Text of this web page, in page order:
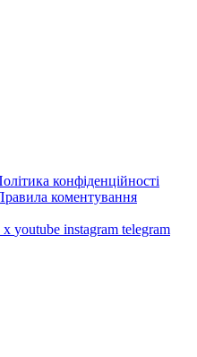
конфіденційності
коментування
x youtube instagram telegram